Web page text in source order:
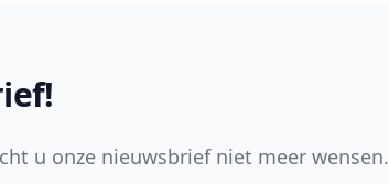
u onze nieuwsbrief niet meer wensen.